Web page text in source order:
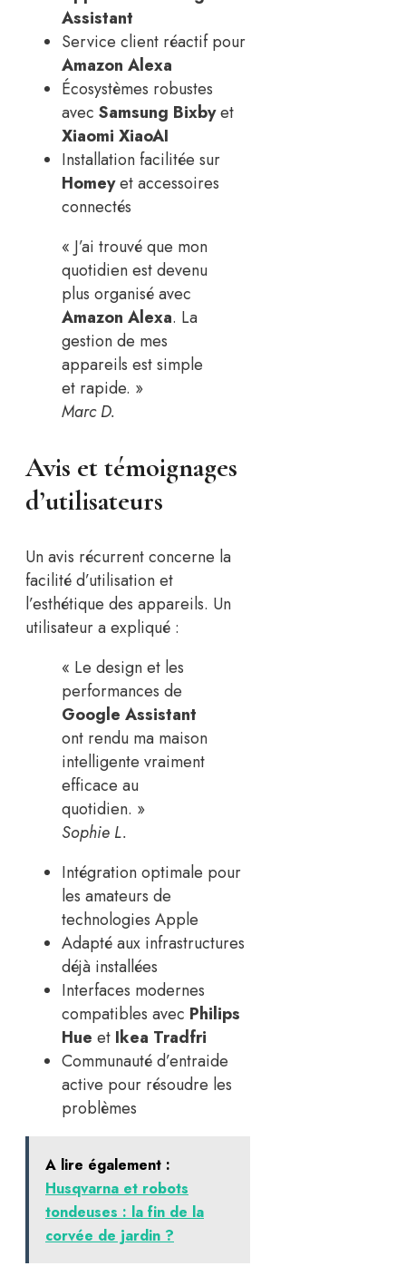
Assistant
Service client réactif pour
Amazon Alexa
Écosystèmes robustes
avec Samsung Bixbyet
Xiaomi XiaoAI
Installation facilitée sur
Homeyet accessoires
connectés
« J’ai trouvé que mon
quotidien est devenu
plus organisé avec
Amazon Alexa. La
gestion de mes
appareils est simple
et rapide. »
Marc D.
Avis et témoignages
d’utilisateurs
Un avis récurrent concerne la
facilité d’utilisation et
l’esthétique des appareils. Un
utilisateur a expliqué :
« Le design et les
performances de
Google Assistant
ont rendu ma maison
intelligente vraiment
efficace au
quotidien. »
Sophie L.
Intégration optimale pour
les amateurs de
technologies Apple
Adapté aux infrastructures
déjà installées
Interfaces modernes
compatibles avec Philips
Hue et Ikea Tradfri
Communauté d’entraide
active pour résoudre les
problèmes
A lire également :
Husqvarna et robots
tondeuses : la fin de la
corvée de jardin ?